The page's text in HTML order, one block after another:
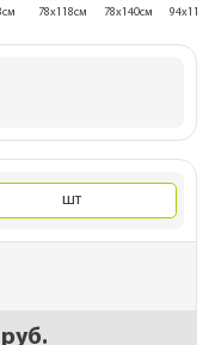
78x118см
78x140см
шт